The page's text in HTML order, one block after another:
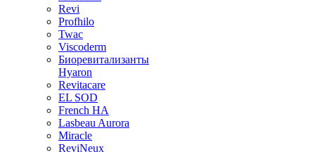
Revi
Profhilo
Twac
Viscoderm
Биоревитализанты
Hyaron
Revitacare
EL SOD
French HA
Lasbeau Aurora
Miracle
ReviNeux